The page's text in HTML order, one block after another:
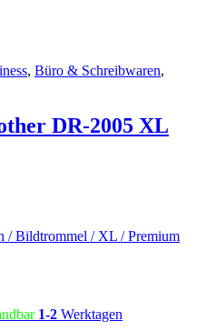
, Büro & Schreibwaren,
DR-2005 XL
Bildtrommel / XL / Premium
1-2 Werktagen